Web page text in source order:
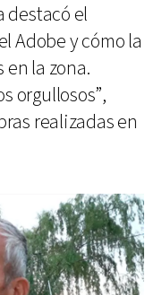
destacó el
Adobe y cómo la
la zona.
orgullosos”,
realizadas en